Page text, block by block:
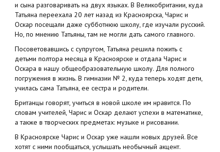
и сына разговаривать на двух языках. В Великобритании, куда
Татьяна переехала 20 лет назад из Красноярска, Чарис и
Оскар посещали даже субботнюю школу, где изучали русский.
Но, по мнению Татьяны, там не могли дать самого главного.
Посоветовавшись с супругом, Татьяна решила пожить с
детьми полтора месяца в Красноярске и отдала Чарис и
Оскара в нашу общеобразовательную школу. Для полного
погружения в жизнь. В гимназии № 2, куда теперь ходят дети,
училась сама Татьяна, ее сестра и родители.
Британцы говорят, учиться в новой школе им нравится. По
словам учителей, Чарис и Оскар делают успехи в математике,
а также в творческих предметах: музыке и рисовании.
В Красноярске Чарис и Оскар уже нашли новых друзей. Все
хотят с ними пообщаться, услышать необычный акцент.